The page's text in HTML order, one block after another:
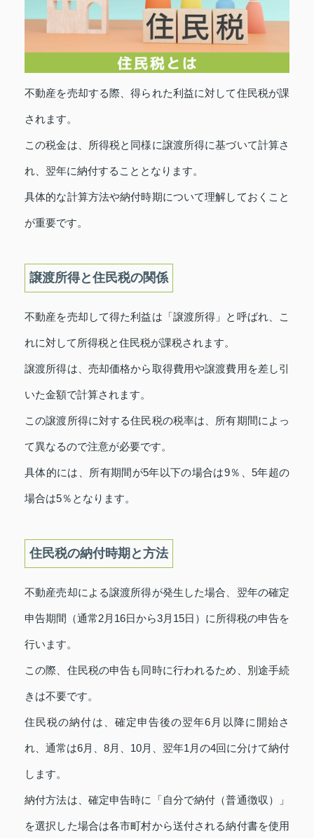
不動産を売却する際、得られた利益に対して住民税が課
されます。
この税金は、所得税と同様に譲渡所得に基づいて計算さ
れ、翌年に納付することとなります。
具体的な計算方法や納付時期について理解しておくこと
が重要です。
譲渡所得と住民税の関係
不動産を売却して得た利益は「譲渡所得」と呼ばれ、こ
れに対して所得税と住民税が課税されます。
譲渡所得は、売却価格から取得費用や譲渡費用を差し引
いた金額で計算されます。
この譲渡所得に対する住民税の税率は、所有期間によっ
て異なるので注意が必要です。
具体的には、所有期間が5年以下の場合は9％、5年超の
場合は5％となります。
住民税の納付時期と方法
不動産売却による譲渡所得が発生した場合、翌年の確定
申告期間（通常2月16日から3月15日）に所得税の申告を
行います。
この際、住民税の申告も同時に行われるため、別途手続
きは不要です。
住民税の納付は、確定申告後の翌年6月以降に開始さ
れ、通常は6月、8月、10月、翌年1月の4回に分けて納付
します。
納付方法は、確定申告時に「自分で納付（普通徴収）」
を選択した場合は各市町村から送付される納付書を使用